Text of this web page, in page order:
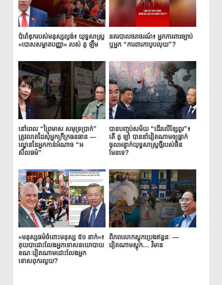
ប៉ារ៉ាឌុករបស់មនុស្សល្ងង់៖ យុទ្ធសាស្ត្រ
«បោសសម្អាតបញ្ញា» របស់ តូ ឡឹម
នគរបាលចរាចរណ៍៖ អ្នកការពារច្បាប់
ឬអ្នក “ការពារកាបូបលុយ”?
នៅពេល “ព្រៃមាស សមុទ្រប្រាក់”
ត្រូវលាតដៃសុំអ្នកក្រីក្រធនធាន —
ល្ខោននៃអ្នកកាន់អំណាច “អ
សីលធម៌”
បានបញ្ចប់សម័យ “ដើរលើខ្សែពួរ”៖
តើ តូ ឡាំ បាននាំវៀតណាមឲ្យធ្លាក់
ចូលអន្ទាក់យុទ្ធសាស្ត្រថ្មីរបស់ចិន
មែនទេ?
«មនុស្សធម៌ចំពោះមនុស្ស ៥១ នាក់»៖
គុយបាដោះលែងអ្នកទោសនយោបាយ
ខណៈវៀតណាមដោះលែងអ្នក
ទោសពុករលួយ?
ពិភពលោកស្តុកប្រេងឥន្ធនៈ —
វៀតណាមស្តុក… វិមាន